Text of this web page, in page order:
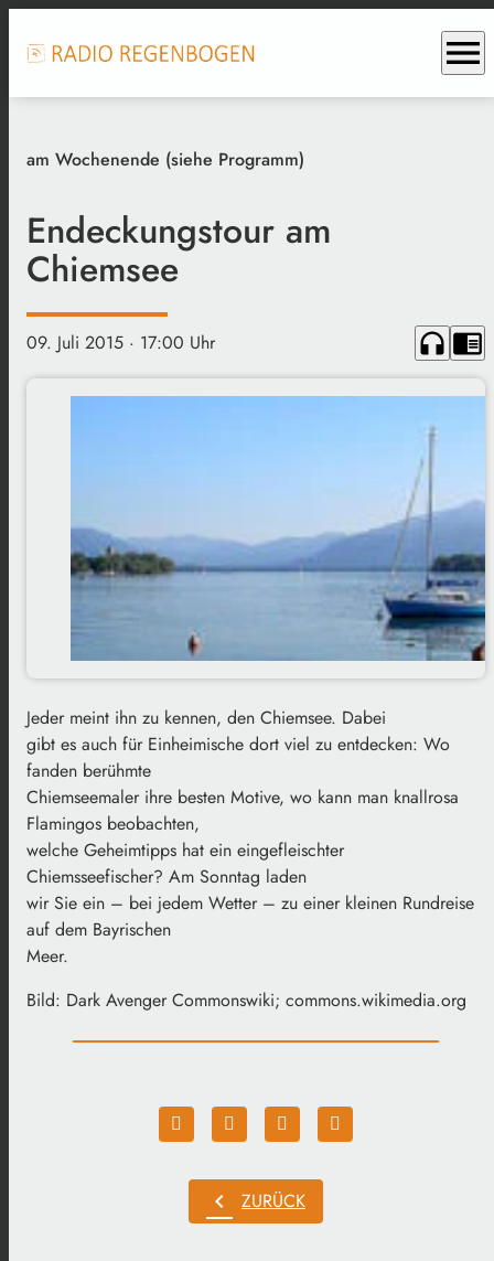
menu
am Wochenende (siehe Programm)
Endeckungstour am
Chiemsee
09. Juli 2015 · 17:00 Uhr headphones chrome_reader_mode
Jeder meint ihn zu kennen, den Chiemsee. Dabei
gibt es auch für Einheimische dort viel zu entdecken: Wo
fanden berühmte
Chiemseemaler ihre besten Motive, wo kann man knallrosa
Flamingos beobachten,
welche Geheimtipps hat ein eingefleischter
Chiemsseefischer? Am Sonntag laden
wir Sie ein – bei jedem Wetter – zu einer kleinen Rundreise
auf dem Bayrischen
Meer.
Bild: Dark Avenger Commonswiki; commons.wikimedia.org
chevron_left ZURÜCK